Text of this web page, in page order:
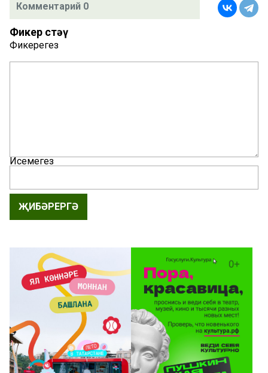
Комментарий 0
Фикер өстәү
Фикерегез
Исемегез
ҖИБӘРЕРГӘ